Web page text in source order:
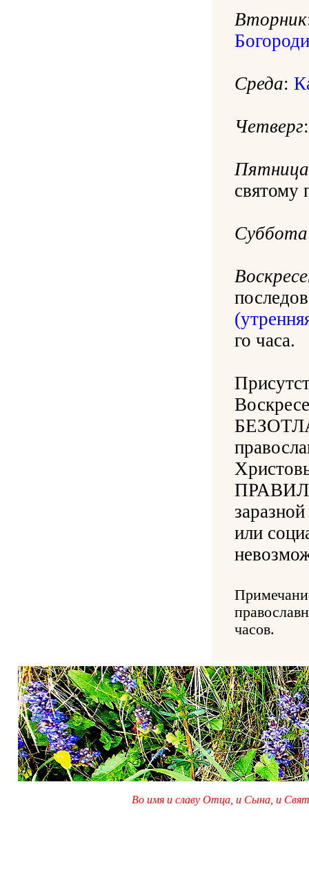
Вторник
Среда:
Четверг
Пятница
святому
Суббота
го часа.
или
часов.
Во имя и славу Отца, и Сына, и